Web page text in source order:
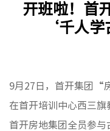
开班啦！首
‘千人
9月27日，首开集团“
在首开培训中心西三
首开房地集团全员参